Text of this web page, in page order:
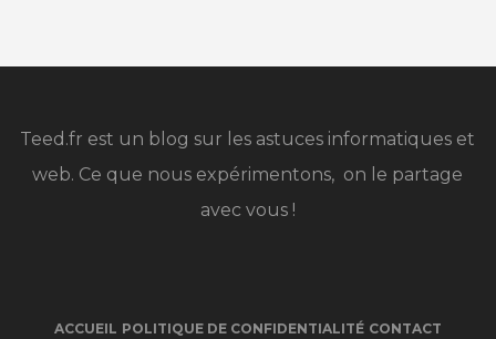
Teed.fr est un blog sur les astuces informatiques et
web. Ce que nous expérimentons, on le partage
avec vous !
ACCUEIL POLITIQUE DE CONFIDENTIALITÉ CONTACT